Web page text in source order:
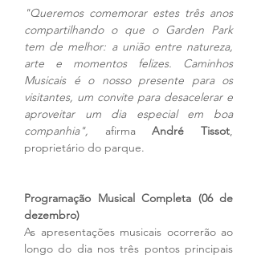
"Queremos comemorar estes três anos
compartilhando o que o Garden Park
tem de melhor: a união entre natureza,
arte e momentos felizes. Caminhos
Musicais é o nosso presente para os
visitantes, um convite para desacelerar e
aproveitar um dia especial em boa
companhia", afirma André Tissot,
proprietário do parque.
Programação Musical Completa (06 de
dezembro)
As apresentações musicais ocorrerão ao
longo do dia nos três pontos principais